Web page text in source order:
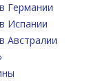
Германии
Испании
Австралии